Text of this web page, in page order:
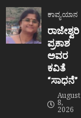
ಕಾವ್ಯಯಾನ
ರಾಜೇಶ್ವರಿ
ಪ್ರಕಾಶ
ಅವರ
ಕವಿತೆ
“ಸಾಧನೆ”
August
8,
2026